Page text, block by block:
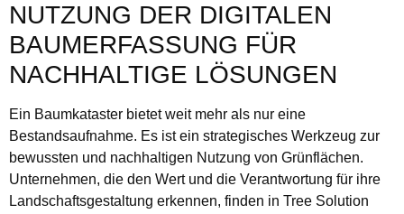
NUTZUNG DER DIGITALEN
BAUMERFASSUNG FÜR
NACHHALTIGE LÖSUNGEN
Ein Baumkataster bietet weit mehr als nur eine
Bestandsaufnahme. Es ist ein strategisches Werkzeug zur
bewussten und nachhaltigen Nutzung von Grünflächen.
Unternehmen, die den Wert und die Verantwortung für ihre
Landschaftsgestaltung erkennen, finden in Tree Solution